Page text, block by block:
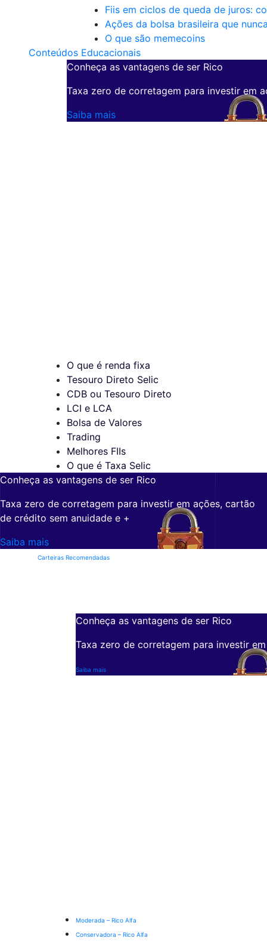
Fiis em ciclos de queda de juros:
Ações da bolsa brasileira que
O que são memecoins
Conteúdos Educacionais
Conheça as vantagens de ser Rico
Taxa zero de corretagem para investir em
Saiba mais
O que é renda fixa
Tesouro Direto Selic
CDB ou Tesouro Direto
LCI e LCA
Bolsa de Valores
Trading
Melhores FIIs
O que é Taxa Selic
Conheça as vantagens de ser Rico
Taxa zero de corretagem para investir em ações, cartão
de crédito sem anuidade e +
Saiba mais
Carteiras Recomendadas
Conheça as vantagens de ser Rico
Taxa zero de corretagem para investir
Saiba mais
Moderada – Rico Alfa
Conservadora – Rico Alfa